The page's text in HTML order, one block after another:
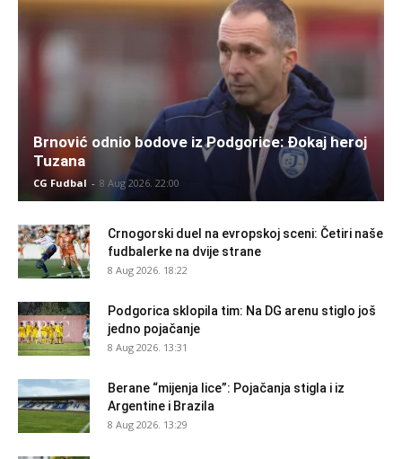
Brnović odnio bodove iz Podgorice: Đokaj heroj
Tuzana
CG Fudbal - 8 Aug 2026. 22:00
Crnogorski duel na evropskoj sceni: Četiri naše
fudbalerke na dvije strane
8 Aug 2026. 18:22
Podgorica sklopila tim: Na DG arenu stiglo još
jedno pojačanje
8 Aug 2026. 13:31
Berane “mijenja lice”: Pojačanja stigla i iz
Argentine i Brazila
8 Aug 2026. 13:29